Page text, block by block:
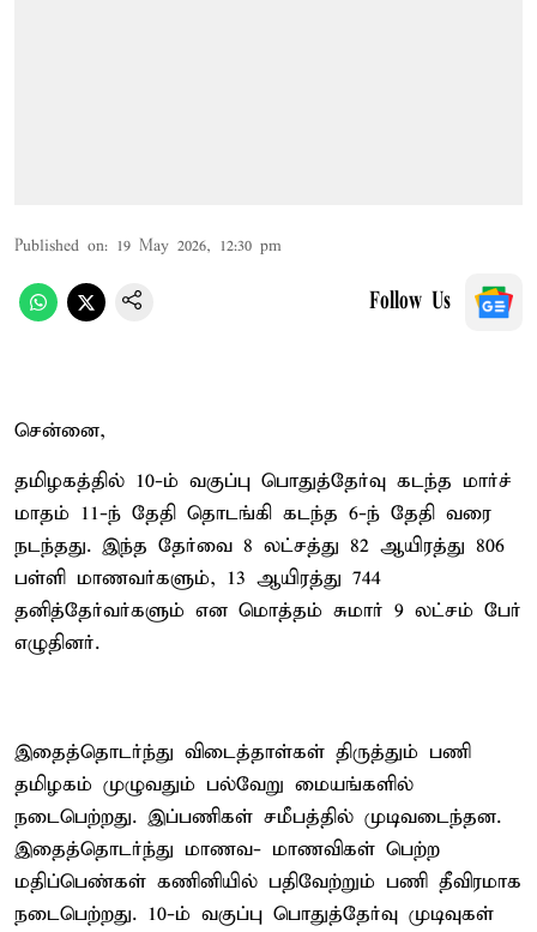
Published on: 19 May 2026, 12:30 pm
Follow Us
சென்னை,
தமிழகத்தில் 10-ம் வகுப்பு பொதுத்தேர்வு கடந்த மார்ச்
மாதம் 11-ந் தேதி தொடங்கி கடந்த 6-ந் தேதி வரை
நடந்தது. இந்த தேர்வை 8 லட்சத்து 82 ஆயிரத்து 806
பள்ளி மாணவர்களும், 13 ஆயிரத்து 744
தனித்தேர்வர்களும் என மொத்தம் சுமார் 9 லட்சம் பேர்
எழுதினர்.
இதைத்தொடர்ந்து விடைத்தாள்கள் திருத்தும் பணி
தமிழகம் முழுவதும் பல்வேறு மையங்களில்
நடைபெற்றது. இப்பணிகள் சமீபத்தில் முடிவடைந்தன.
இதைத்தொடர்ந்து மாணவ- மாணவிகள் பெற்ற
மதிப்பெண்கள் கணினியில் பதிவேற்றும் பணி தீவிரமாக
நடைபெற்றது. 10-ம் வகுப்பு பொதுத்தேர்வு முடிவுகள்